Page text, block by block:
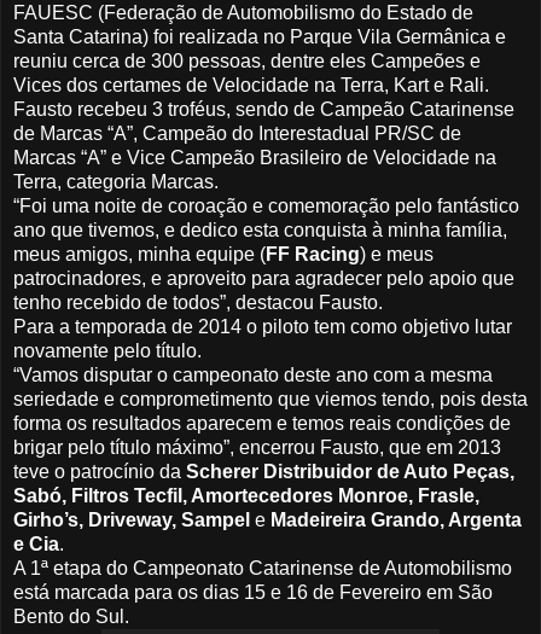
FAUESC (Federação de Automobilismo do Estado de
Santa Catarina) foi realizada no Parque Vila Germânica e
reuniu cerca de 300 pessoas, dentre eles Campeões e
Vices dos certames de Velocidade na Terra, Kart e Rali.
Fausto recebeu 3 troféus, sendo de Campeão Catarinense
de Marcas “A”, Campeão do Interestadual PR/SC de
Marcas “A” e Vice Campeão Brasileiro de Velocidade na
Terra, categoria Marcas.
“Foi uma noite de coroação e comemoração pelo fantástico
ano que tivemos, e dedico esta conquista à minha família,
meus amigos, minha equipe (FF Racing) e meus
patrocinadores, e aproveito para agradecer pelo apoio que
tenho recebido de todos”, destacou Fausto.
Para a temporada de 2014 o piloto tem como objetivo lutar
novamente pelo título.
“Vamos disputar o campeonato deste ano com a mesma
seriedade e comprometimento que viemos tendo, pois desta
forma os resultados aparecem e temos reais condições de
brigar pelo título máximo”, encerrou Fausto, que em 2013
teve o patrocínio da Scherer Distribuidor de Auto Peças,
Sabó, Filtros Tecfil, Amortecedores Monroe, Frasle,
Girho’s, Driveway, Sampel e Madeireira Grando, Argenta
e Cia.
A 1ª etapa do Campeonato Catarinense de Automobilismo
está marcada para os dias 15 e 16 de Fevereiro em São
Bento do Sul.